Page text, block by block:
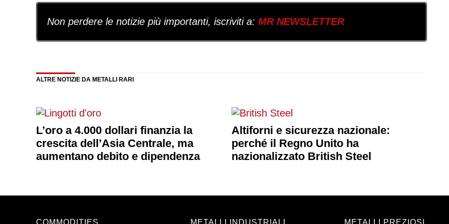
Non perdere le notizie più importanti, iscriviti a: MR NEWSLETTER
ALTRE NOTIZIE DA METALLI RARI
L’oro a 4.000 dollari finanzia la
crescita dell’Asia Centrale, ma
aumentano debito e dipendenza
Altiforni e sicurezza nazionale:
perché il Regno Unito ha
nazionalizzato British Steel
COMMODITIES METALLI INDUSTRIALI METALLI PREZIOSI